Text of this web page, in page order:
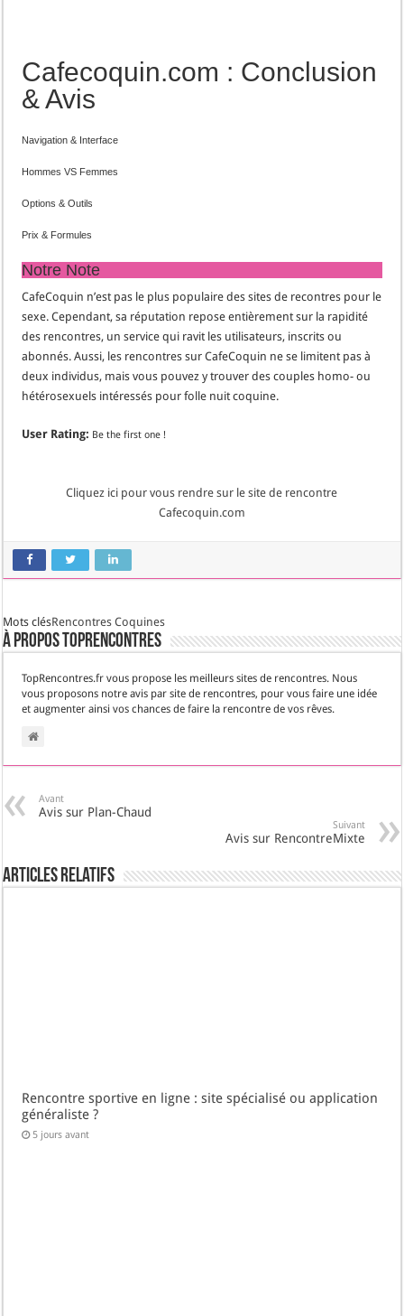
Cafecoquin.com : Conclusion
& Avis
Navigation & Interface
Hommes VS Femmes
Options & Outils
Prix & Formules
Notre Note
CafeCoquin n’est pas le plus populaire des sites de recontres pour le
sexe. Cependant, sa réputation repose entièrement sur la rapidité
des rencontres, un service qui ravit les utilisateurs, inscrits ou
abonnés. Aussi, les rencontres sur CafeCoquin ne se limitent pas à
deux individus, mais vous pouvez y trouver des couples homo- ou
hétérosexuels intéressés pour folle nuit coquine.
User Rating: Be the first one !
Cliquez ici pour vous rendre sur le site de rencontre
Cafecoquin.com
Mots clésRencontres Coquines
À propos TopRencontres
TopRencontres.fr vous propose les meilleurs sites de rencontres. Nous
vous proposons notre avis par site de rencontres, pour vous faire une idée
et augmenter ainsi vos chances de faire la rencontre de vos rêves.
Avant
Avis sur Plan-Chaud
Suivant
Avis sur RencontreMixte
Articles Relatifs
Rencontre sportive en ligne : site spécialisé ou application
généraliste ?
5 jours avant